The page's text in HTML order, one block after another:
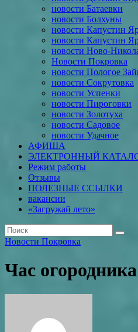
новости Батаевки
новости Болхуны
новости Капустин
новости Капустин
новости Ново-
Новости Покровка
новости Пологое
новости Сокрутовка
новости Успенки
новости Пироговки
новости Золотуха
новости Садовое
новости Удачное
АФИША
ЭЛЕКТРОННЫЙ
Режим работы
Отзывы
ПОЛЕЗНЫЕ ССЫЛКИ
вакансии
«Загружай лето»
Новости Покровка
Час огородника